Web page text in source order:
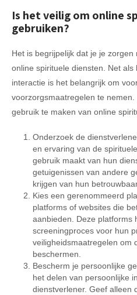
Is het veilig om online
gebruiken?
Het is begrijpelijk dat je je
online spirituele diensten. Net als
interactie is het belangrijk om
voorzorgsmaatregelen te
gebruik te maken van online
Onderzoek de
en ervaring van de
gebruik maakt van hun
getuigenissen van andere
krijgen van hun
Kies een gerenommeerd
platforms of websites die
aanbieden. Deze platforms
screeningproces voor hun
veiligheidsmaatregelen om
beschermen.
Bescherm je persoonlijke
het delen van persoonlijke
dienstverlener. Geef alleen